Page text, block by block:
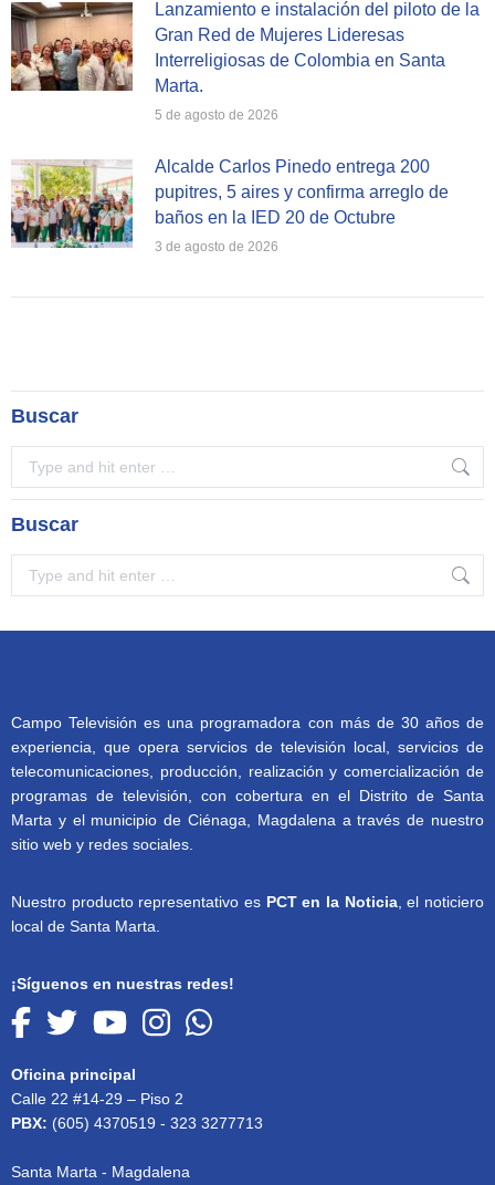
Lanzamiento e instalación del piloto de la
Gran Red de Mujeres Lideresas
Interreligiosas de Colombia en Santa
Marta.
5 de agosto de 2026
Alcalde Carlos Pinedo entrega 200
pupitres, 5 aires y confirma arreglo de
baños en la IED 20 de Octubre
3 de agosto de 2026
Buscar
Buscar
Campo Televisión es una programadora con más de 30 años de
experiencia, que opera servicios de televisión local, servicios de
telecomunicaciones, producción, realización y comercialización de
programas de televisión, con cobertura en el Distrito de Santa
Marta y el municipio de Ciénaga, Magdalena a través de nuestro
sitio web y redes sociales.
Nuestro producto representativo es PCT en la Noticia, el noticiero
local de Santa Marta.
¡Síguenos en nuestras redes!
Oficina principal
Calle 22 #14-29 – Piso 2
PBX: (605) 4370519 - 323 3277713
Santa Marta - Magdalena